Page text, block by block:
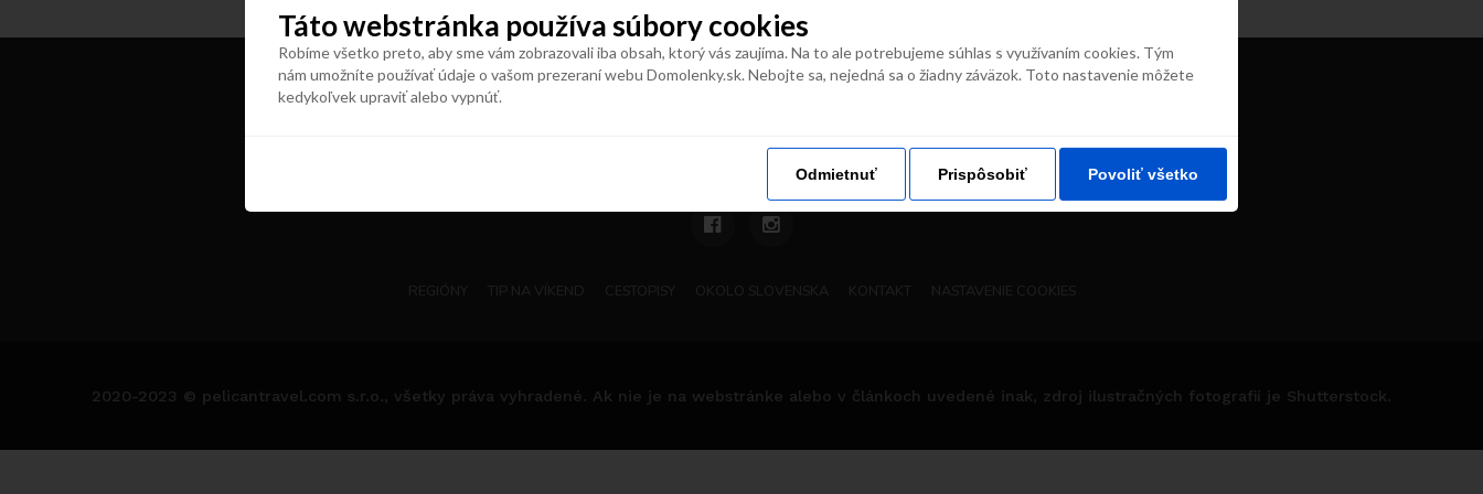
naše vaše#domolenky
2020-2023 © pelicantravel.com s.r.o., všetky práva vyhradené. Ak nie je na webstránke alebo v článkoch uvedené inak, zdroj ilustračných fotografií je Shutterstock.
Táto webstránka používa súbory cookies
Robíme všetko preto, aby sme vám zobrazovali iba obsah, ktorý vás zaujíma. Na to ale potrebujeme súhlas s využívaním cookies. Tým
nám umožníte používať údaje o vašom prezeraní webu Domolenky.sk. Nebojte sa, nejedná sa o žiadny záväzok. Toto nastavenie môžete
kedykoľvek upraviť alebo vypnúť.
Odmietnuť Prispôsobiť Povoliť všetko